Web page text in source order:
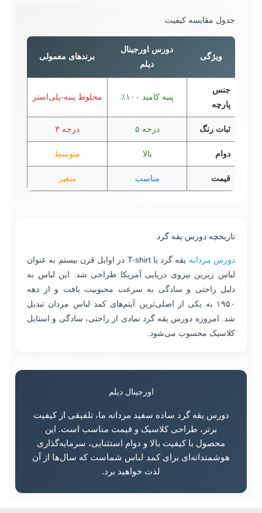
جدول مقایسه کیفیت
ویژگی
دورس اورجینال
دیلم
برندهای معمولی
جنس
پارچه
پنبه کامبد ۱۰۰٪ مخلوط پنبه-پلی‌استر
ثبات رنگ درجه ۵ درجه ۳
دوام بالا متوسط
قیمت مناسب متغیر
تاریخچه دورس یقه گرد
دورس مردانه
یقه گرد یا T-shirt در اوایل قرن بیستم به عنوان
لباس زیرین نیروی دریایی آمریکا طراحی شد. این لباس به
دلیل راحتی و سادگی به سرعت محبوبیت یافت و از دهه
۱۹۵۰ به یکی از اصلی‌ترین آیتم‌های کمد لباس مردان تبدیل
شد. امروزه دورس یقه گرد نمادی از راحتی، سادگی و استایل
کلاسیک محسوب می‌شود.
اورجینال دیلم
دورس یقه گرد ساده سفید مردانه ما، تلفیقی از کیفیت
برتر، طراحی کلاسیک و قیمت مناسب است. این
محصول با کیفیت بالا و دوام استثنایی، سرمایه‌گذاری
هوشمندانه‌ای برای کمد لباس شماست که سال‌ها از آن
لذت خواهید برد.